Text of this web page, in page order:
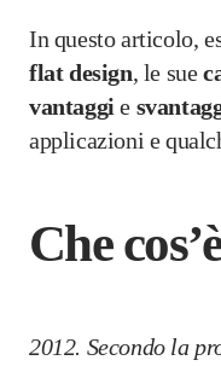
In questo articolo,
flat design, le sue
vantaggi e
applicazioni e
Che
2012. Secondo la